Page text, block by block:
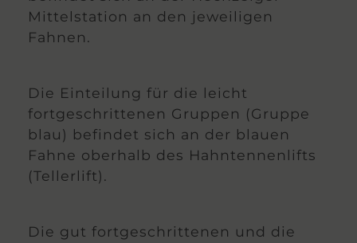
Mittelstation an den jeweiligen
Fahnen.
Die Einteilung für die leicht
fortgeschrittenen Gruppen (Gruppe
blau) befindet sich an der blauen
Fahne oberhalb des Hahntennenlifts
(Tellerlift).
Die gut fortgeschrittenen und die